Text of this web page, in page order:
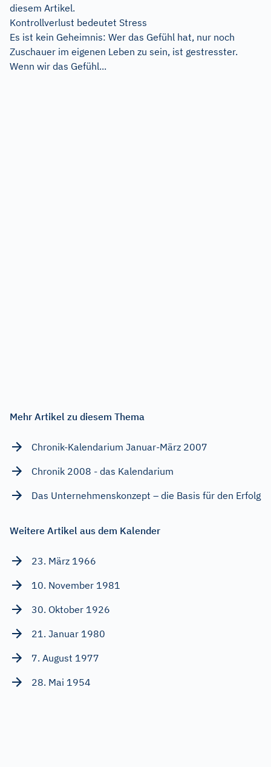
diesem Artikel.
Kontrollverlust bedeutet Stress
Es ist kein Geheimnis: Wer das Gefühl hat, nur noch
Zuschauer im eigenen Leben zu sein, ist gestresster.
Wenn wir das Gefühl...
Mehr Artikel zu diesem Thema
Chronik-Kalendarium Januar-März 2007
Chronik 2008 - das Kalendarium
Das Unternehmenskonzept – die Basis für den Erfolg
Weitere Artikel aus dem Kalender
23. März 1966
10. November 1981
30. Oktober 1926
21. Januar 1980
7. August 1977
28. Mai 1954